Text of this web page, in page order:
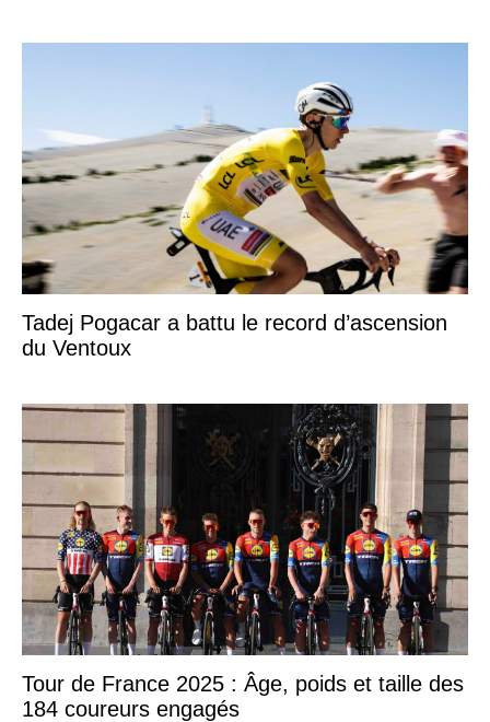
Tadej Pogacar a battu le record d’ascension
du Ventoux
Tour de France 2025 : Âge, poids et taille des
184 coureurs engagés